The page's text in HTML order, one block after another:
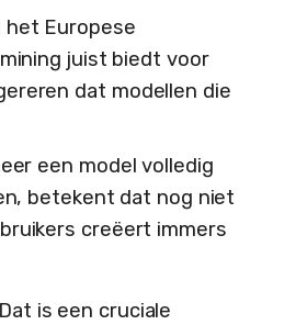
het Europese
juist biedt voor
dat modellen die
een model volledig
betekent dat nog niet
creëert immers
is een cruciale